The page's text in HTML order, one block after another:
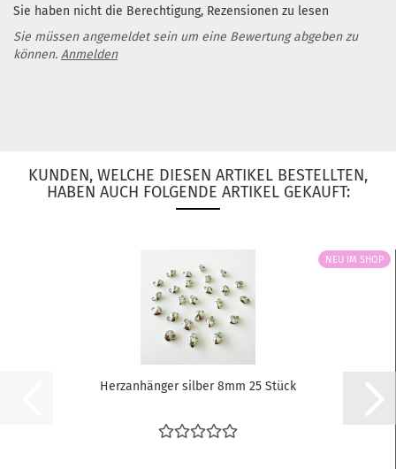
Sie haben nicht die Berechtigung, Rezensionen zu lesen
Sie müssen angemeldet sein um eine Bewertung abgeben zu
können. Anmelden
KUNDEN, WELCHE DIESEN ARTIKEL BESTELLTEN,
HABEN AUCH FOLGENDE ARTIKEL GEKAUFT:
NEU IM SHOP
Herzanhänger silber 8mm 25 Stück